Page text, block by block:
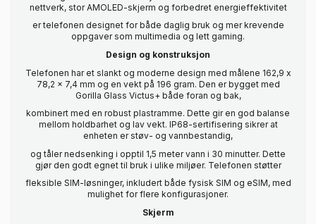
nettverk, stor AMOLED-skjerm og forbedret energieffektivitet
er telefonen designet for både daglig bruk og mer krevende
oppgaver som multimedia og lett gaming.
Design og konstruksjon
Telefonen har et slankt og moderne design med målene 162,9 x
78,2 x 7,4 mm og en vekt på 196 gram. Den er bygget med
Gorilla Glass Victus+ både foran og bak,
kombinert med en robust plastramme. Dette gir en god balanse
mellom holdbarhet og lav vekt. IP68-sertifisering sikrer at
enheten er støv- og vannbestandig,
og tåler nedsenking i opptil 1,5 meter vann i 30 minutter. Dette
gjør den godt egnet til bruk i ulike miljøer. Telefonen støtter
fleksible SIM-løsninger, inkludert både fysisk SIM og eSIM, med
mulighet for flere konfigurasjoner.
Skjerm